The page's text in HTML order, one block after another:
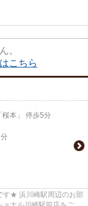
。
こちら
桜本」 停歩5分
す★ 浜川崎駅周辺のお部